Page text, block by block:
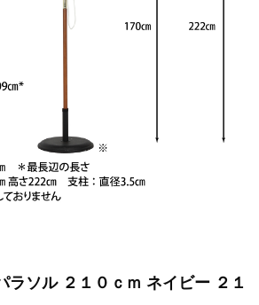
ラソル ２１０ｃｍ ネイビー ２１